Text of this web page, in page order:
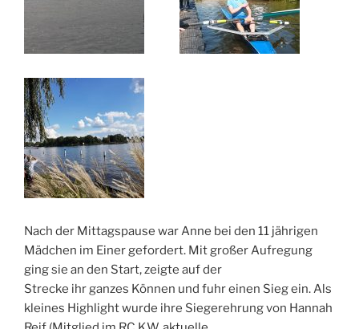
Nach der Mittagspause war Anne bei den 11 jährigen
Mädchen im Einer gefordert. Mit großer Aufregung
ging sie an den Start, zeigte auf der
Strecke ihr ganzes Können und fuhr einen Sieg ein. Als
kleines Highlight wurde ihre Siegerehrung von Hannah